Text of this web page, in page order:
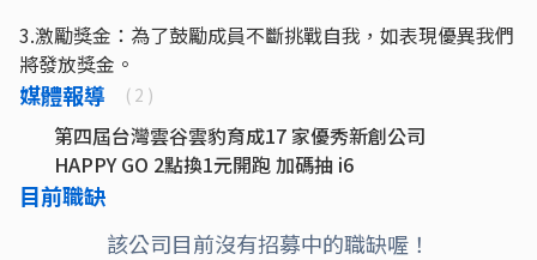
3.激勵獎金：為了鼓勵成員不斷挑戰自我，如表現優異我們
將發放獎金。
媒體報導 ( 2 )
第四屆台灣雲谷雲豹育成17 家優秀新創公司
HAPPY GO 2點換1元開跑 加碼抽 i6
目前職缺
該公司目前沒有招募中的職缺喔！